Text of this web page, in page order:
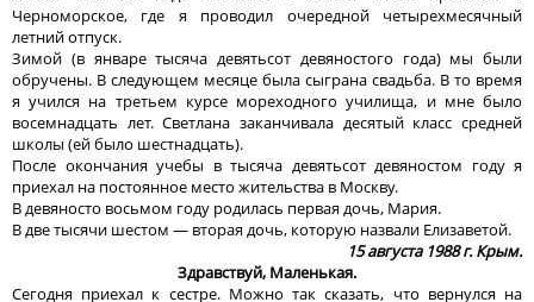
Черноморское, где я проводил очередной четырехмесячный
летний отпуск.
Зимой (в январе тысяча девятьсот девяностого года) мы были
обручены. В следующем месяце была сыграна свадьба. В то время
я учился на третьем курсе мореходного училища, и мне было
восемнадцать лет. Светлана заканчивала десятый класс средней
школы (ей было шестнадцать).
После окончания учебы в тысяча девятьсот девяностом году я
приехал на постоянное место жительства в Москву.
В девяносто восьмом году родилась первая дочь, Мария.
В две тысячи шестом — вторая дочь, которую назвали Елизаветой.
15 августа 1988 г. Крым.
Здравствуй, Маленькая.
Сегодня приехал к сестре. Можно так сказать, что вернулся на